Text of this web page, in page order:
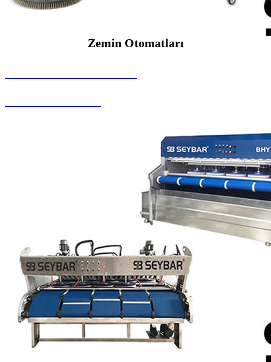
Zemin Otomatları